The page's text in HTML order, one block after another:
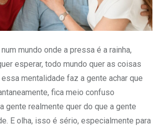
mundo onde a pressa é a rainha,
esperar, todo mundo quer as coisas
mentalidade faz a gente achar que
fica meio confuso
gente realmente quer do que a gente
E olha, isso é sério, especialmente para